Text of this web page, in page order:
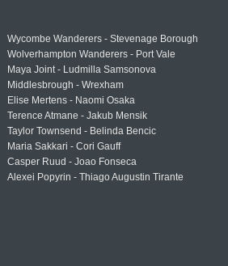
Wycombe Wanderers - Stevenage Borough
Wolverhampton Wanderers - Port Vale
Maya Joint - Ludmilla Samsonova
Middlesbrough - Wrexham
Elise Mertens - Naomi Osaka
Terence Atmane - Jakub Mensik
Taylor Townsend - Belinda Bencic
Maria Sakkari - Cori Gauff
Casper Ruud - Joao Fonseca
Alexei Popyrin - Thiago Augustin Tirante